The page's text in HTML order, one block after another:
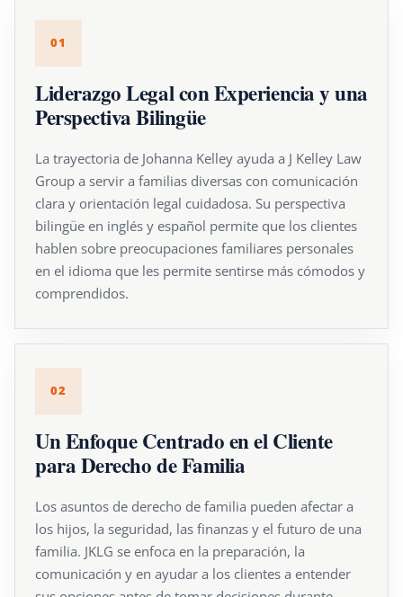
01
Liderazgo Legal con Experiencia y una
Perspectiva Bilingüe
La trayectoria de Johanna Kelley ayuda a J Kelley Law
Group a servir a familias diversas con comunicación
clara y orientación legal cuidadosa. Su perspectiva
bilingüe en inglés y español permite que los clientes
hablen sobre preocupaciones familiares personales
en el idioma que les permite sentirse más cómodos y
comprendidos.
02
Un Enfoque Centrado en el Cliente
para Derecho de Familia
Los asuntos de derecho de familia pueden afectar a
los hijos, la seguridad, las finanzas y el futuro de una
familia. JKLG se enfoca en la preparación, la
comunicación y en ayudar a los clientes a entender